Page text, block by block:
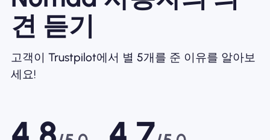
견 듣기
고객이 Trustpilot에서 별 5개를 준 이유를 알아보
세요!